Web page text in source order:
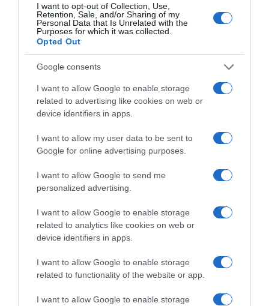
I want to opt-out of Collection, Use,
Retention, Sale, and/or Sharing of my
Personal Data that Is Unrelated with the
Purposes for which it was collected.
Opted Out
Google consents
I want to allow Google to enable storage
related to advertising like cookies on web or
device identifiers in apps.
I want to allow my user data to be sent to
Google for online advertising purposes.
I want to allow Google to send me
personalized advertising.
I want to allow Google to enable storage
related to analytics like cookies on web or
device identifiers in apps.
I want to allow Google to enable storage
related to functionality of the website or app.
I want to allow Google to enable storage
Γιατί είναι σημαντικό να πάει το παιδί από νωρίς
στον οδοντίατρο;
Μονής Πετράκη 5 Κολωνάκι - 11521 Ελλάδα
dentalsmiles.contact@gmail.com
210 7297985
Περιφερειακή οδός Ορνού – Νέο Λιμάνι, Αμυγδαλίδι